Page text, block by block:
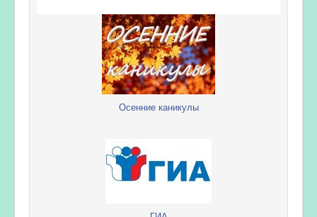
Осенние каникулы